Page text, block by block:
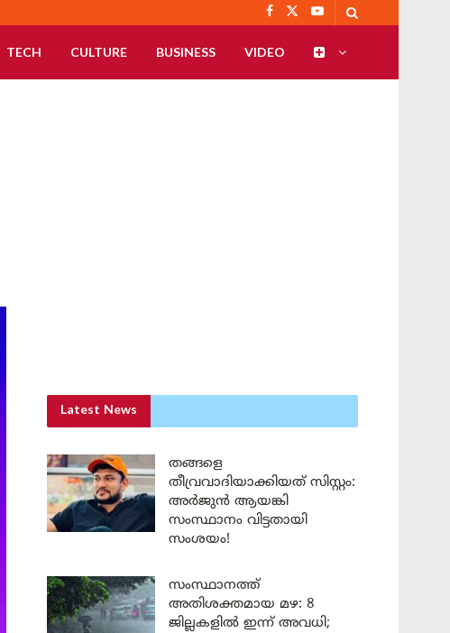
TECH CULTURE BUSINESS VIDEO
Latest News
തങ്ങളെ
തീവ്രവാദിയാക്കിയത് സിസ്റ്റം:
അർജുൻ ആയങ്കി
സംസ്ഥാനം വിട്ടതായി
സംശയം!
സംസ്ഥാനത്ത്
അതിശക്തമായ മഴ: 8
ജില്ലകളിൽ ഇന്ന് അവധി;